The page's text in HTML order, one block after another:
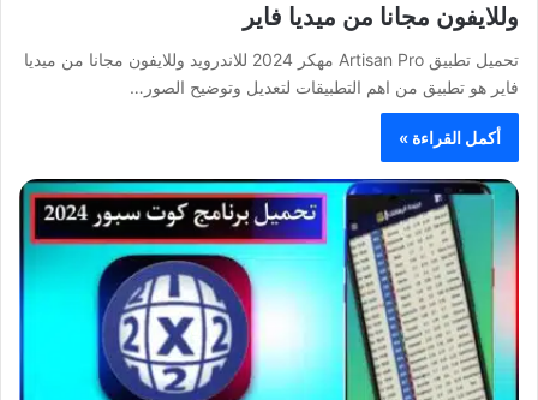
وللايفون مجانا من ميديا فاير
تحميل تطبيق Artisan Pro مهكر 2024 للاندرويد وللايفون مجانا من ميديا
فاير هو تطبيق من اهم التطبيقات لتعديل وتوضيح الصور…
أكمل القراءة »